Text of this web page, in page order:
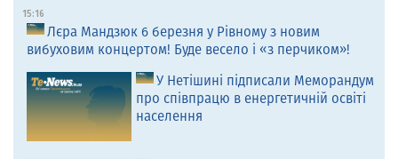
15:16
Лєра Мандзюк 6 березня у Рівному з новим
вибуховим концертом! Буде весело і «з перчиком»!
У Нетішині підписали Меморандум
про співпрацю в енергетичній освіті
населення